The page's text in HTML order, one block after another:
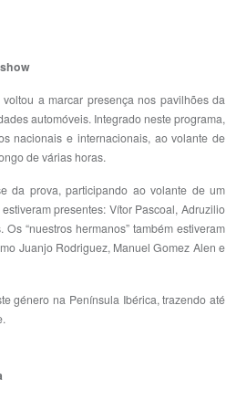
a marcar presença nos pavilhões da
automóveis. Integrado neste programa,
nacionais e internacionais, ao volante de
de várias horas.
da prova, participando ao volante de um
presentes: Vítor Pascoal, Adruzilio
“nuestros hermanos” também estiveram
Juanjo Rodriguez, Manuel Gomez Alen e
género na Península Ibérica, trazendo até